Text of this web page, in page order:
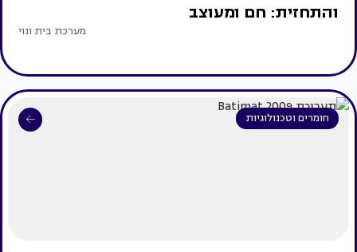
והתחזית: חם ומעוצב
מערכת בית ונוי
חומרים וטכנולוגיות